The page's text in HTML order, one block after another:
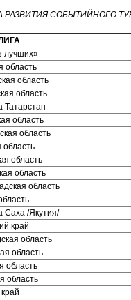
РАЗВИТИЯ СОБЫТИЙНОГО
лучших»
область
область
область
Татарстан
область
область
область
область
область
Саха /Якутия/
край
область
область
область
область